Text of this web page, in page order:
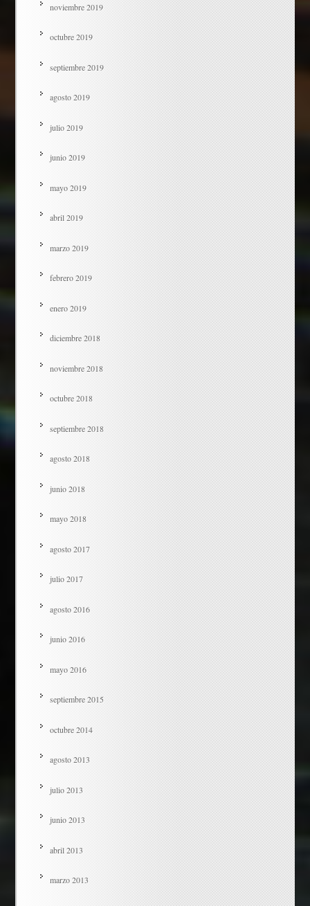
noviembre 2019
octubre 2019
septiembre 2019
agosto 2019
julio 2019
junio 2019
mayo 2019
abril 2019
marzo 2019
febrero 2019
enero 2019
diciembre 2018
noviembre 2018
octubre 2018
septiembre 2018
agosto 2018
junio 2018
mayo 2018
agosto 2017
julio 2017
agosto 2016
junio 2016
mayo 2016
septiembre 2015
octubre 2014
agosto 2013
julio 2013
junio 2013
abril 2013
marzo 2013